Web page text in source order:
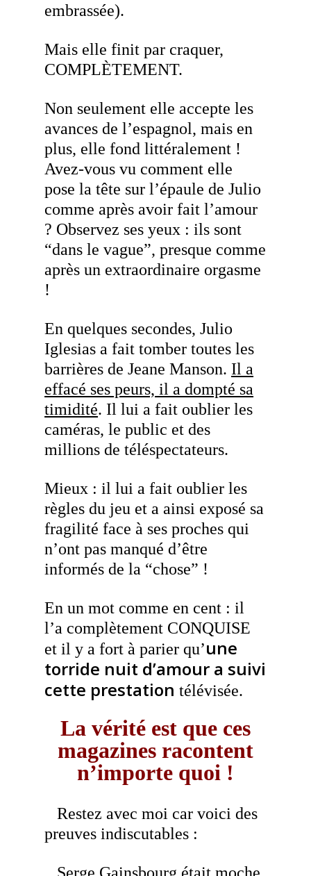
embrassée).
Mais elle finit par craquer,
COMPLÈTEMENT.
Non seulement elle accepte les
avances de l’espagnol, mais en
plus, elle fond littéralement !
Avez-vous vu comment elle
pose la tête sur l’épaule de Julio
comme après avoir fait l’amour
? Observez ses yeux : ils sont
“dans le vague”, presque comme
après un extraordinaire orgasme
!
En quelques secondes, Julio
Iglesias a fait tomber toutes les
barrières de Jeane Manson. Il a
effacé ses peurs, il a dompté sa
timidité. Il lui a fait oublier les
caméras, le public et des
millions de téléspectateurs.
Mieux : il lui a fait oublier les
règles du jeu et a ainsi exposé sa
fragilité face à ses proches qui
n’ont pas manqué d’être
informés de la “chose” !
En un mot comme en cent : il
l’a complètement CONQUISE
et il y a fort à parier qu’une
torride nuit d’amour a suivi
cette prestation télévisée.
La vérité est que ces
magazines racontent
n’importe quoi !
Restez avec moi car voici des
preuves indiscutables :